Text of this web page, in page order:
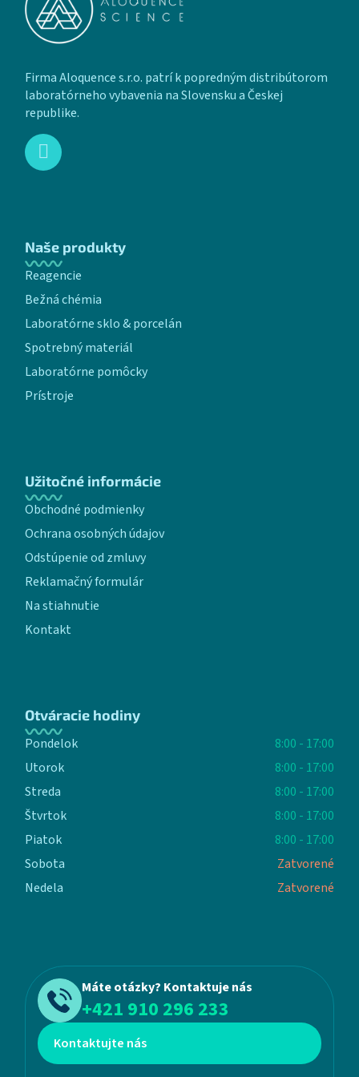
Firma Aloquence s.r.o. patrí k popredným distribútorom
laboratórneho vybavenia na Slovensku a Českej
republike.
Naše produkty
Reagencie
Bežná chémia
Laboratórne sklo & porcelán
Spotrebný materiál
Laboratórne pomôcky
Prístroje
Užitočné informácie
Obchodné podmienky
Ochrana osobných údajov
Odstúpenie od zmluvy
Reklamačný formulár
Na stiahnutie
Kontakt
Otváracie hodiny
Pondelok
8:00 - 17:00
Utorok
8:00 - 17:00
Streda
8:00 - 17:00
Štvrtok
8:00 - 17:00
Piatok
8:00 - 17:00
Sobota
Zatvorené
Nedela
Zatvorené
Máte otázky? Kontaktuje nás
+421 910 296 233
Kontaktujte nás